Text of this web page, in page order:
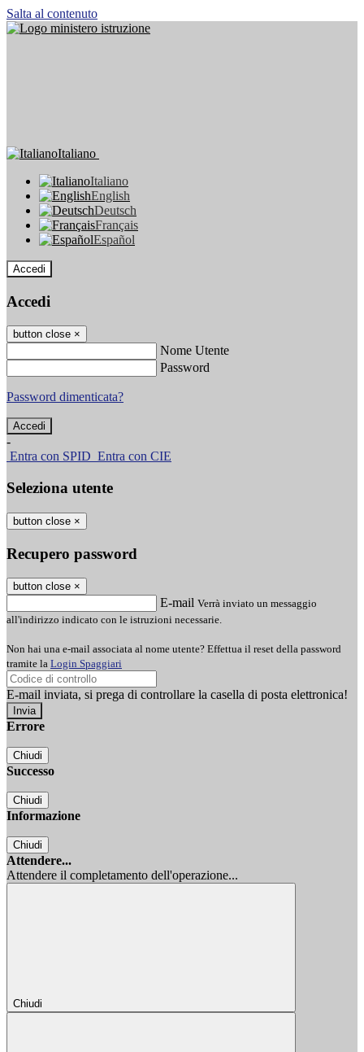
Salta al contenuto
Italiano
Italiano
English
Deutsch
Français
Español
Accedi
Accedi
button close ×
Nome Utente
Password
Password dimenticata?
-
Entra con SPID Entra con CIE
Seleziona utente
button close ×
Recupero password
button close ×
E-mail Verrà inviato un messaggio
all'indirizzo indicato con le istruzioni necessarie.
Non hai una e-mail associata al nome utente? Effettua il reset della password
tramite la Login Spaggiari
E-mail inviata, si prega di controllare la casella di posta elettronica!
Errore
Chiudi
Successo
Chiudi
Informazione
Chiudi
Attendere...
Attendere il completamento dell'operazione...
Chiudi